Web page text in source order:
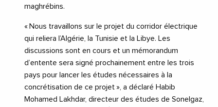
maghrébins.
« Nous travaillons sur le projet du corridor électrique
qui reliera l’Algérie, la Tunisie et la Libye. Les
discussions sont en cours et un mémorandum
d’entente sera signé prochainement entre les trois
pays pour lancer les études nécessaires à la
concrétisation de ce projet », a déclaré Habib
Mohamed Lakhdar, directeur des études de Sonelgaz,